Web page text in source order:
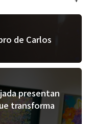
de Carlos
presentan
transforma